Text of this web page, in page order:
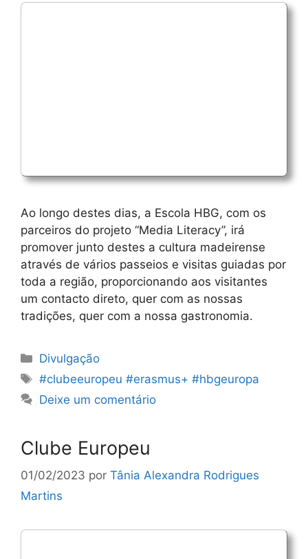
Ao longo destes dias, a Escola HBG, com os
parceiros do projeto “Media Literacy”, irá
promover junto destes a cultura madeirense
através de vários passeios e visitas guiadas por
toda a região, proporcionando aos visitantes
um contacto direto, quer com as nossas
tradições, quer com a nossa gastronomia.
Categorias
Divulgação
Etiquetas
#clubeeuropeu #erasmus+ #hbgeuropa
Deixe um comentário
Clube Europeu
01/02/2023 por Tânia Alexandra Rodrigues
Martins